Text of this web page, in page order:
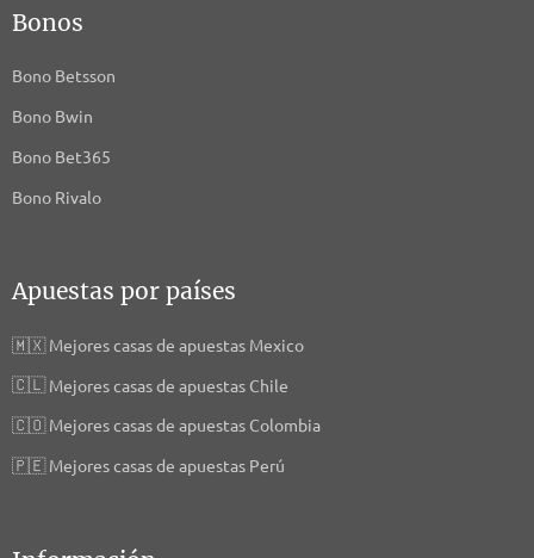
Bonos
Bono Betsson
Bono Bwin
Bono Bet365
Bono Rivalo
Apuestas por países
🇲🇽Mejores casas de apuestas Mexico
🇨🇱Mejores casas de apuestas Chile
🇨🇴Mejores casas de apuestas Colombia
🇵🇪Mejores casas de apuestas Perú